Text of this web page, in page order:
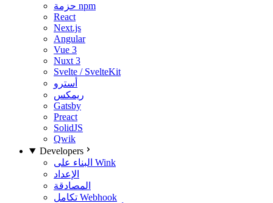
حزمة npm
React
Next.js
Angular
Vue 3
Nuxt 3
Svelte / SvelteKit
أسترو
ريمكس
Gatsby
Preact
SolidJS
Qwik
Developers
البناء على Wink
الإعداد
المصادقة
تكامل Webhook